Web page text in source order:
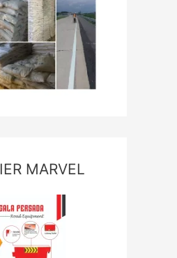
MARVEL